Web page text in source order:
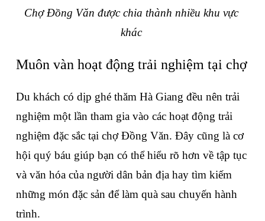
Chợ Đồng Văn được chia thành nhiều khu vực
khác
Muôn vàn hoạt động trải nghiệm tại chợ
Du khách có dịp ghé thăm Hà Giang đều nên trải
nghiệm một lần tham gia vào các hoạt động trải
nghiệm đặc sắc tại chợ Đồng Văn. Đây cũng là cơ
hội quý báu giúp bạn có thể hiểu rõ hơn về tập tục
và văn hóa của người dân bản địa hay tìm kiếm
những món đặc sản để làm quà sau chuyến hành
trình.